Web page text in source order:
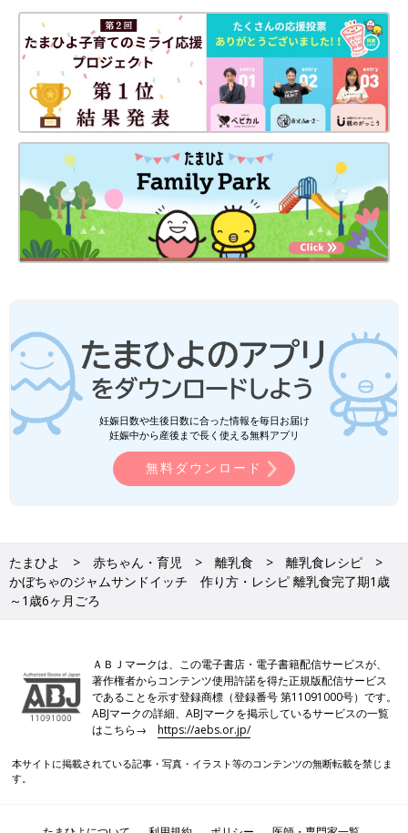
忙しいママ&パパのためのフリージング離乳食 (ベネッセ・ムッ
いつから？進め方は？初期から完了期まで 食材・レシピも動画
で分かる きほんの離乳食
妊娠日数や生後日数に合った情報を毎日お届け
妊娠中から産後まで長く使える無料アプリ
無料ダウンロード
たまひよ 赤ちゃん・育児 離乳食
離乳食レシピ
かぼちゃのジャムサンドイッチ 作り方・レシピ 離乳食完了期1歳
～1歳6ヶ月ごろ
ＡＢＪマークは、この電子書店・電子書籍配信サービスが、
著作権者からコンテンツ使用許諾を得た正規版配信サービス
であることを示す登録商標（登録番号 第11091000号）です。
ABJマークの詳細、ABJマークを掲示しているサービスの一覧
はこちら→https://aebs.or.jp/
本サイトに掲載されている記事・写真・イラスト等のコンテンツの無断転載を禁じま
す。